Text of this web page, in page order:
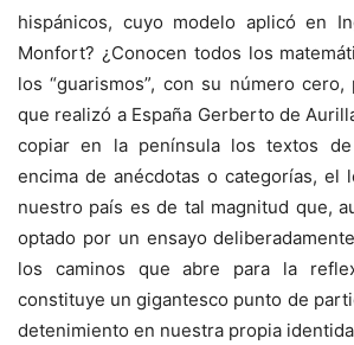
hispánicos, cuyo modelo aplicó en
Monfort? ¿Conocen todos los
los “guarismos”, con su número
que realizó a España Gerberto de
copiar en la península los textos de
encima de anécdotas o categorías, el
nuestro país es de tal magnitud que,
optado por un ensayo
los caminos que abre para la
constituye un gigantesco punto de
detenimiento en nuestra propia